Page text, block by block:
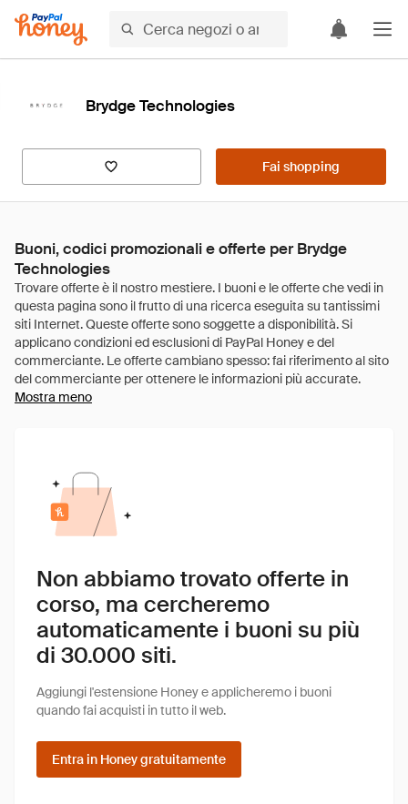
Brydge Technologies
Fai shopping
Buoni, codici promozionali e offerte per Brydge
Technologies
Mostra meno
Non abbiamo trovato offerte in
corso, ma cercheremo
automaticamente i buoni su più
di 30.000 siti.
Aggiungi l'estensione Honey e applicheremo i buoni
quando fai acquisti in tutto il web.
Entra in Honey gratuitamente